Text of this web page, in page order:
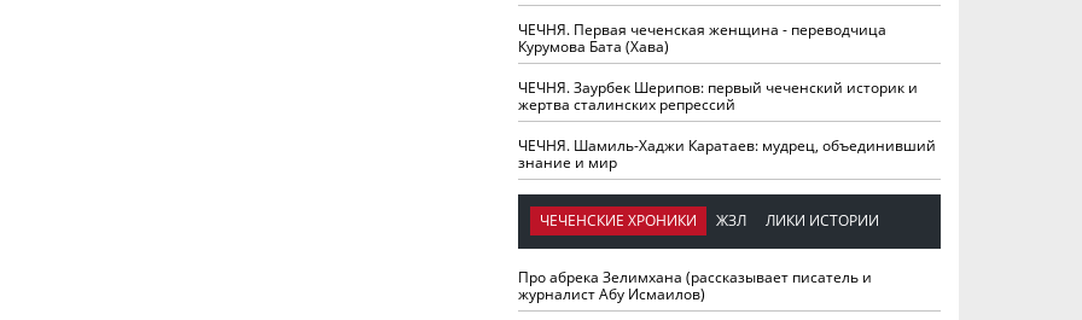
ЧЕЧНЯ. Первая чеченская женщина - переводчица
Курумова Бата (Хава)
ЧЕЧНЯ. Заурбек Шерипов: первый чеченский историк и
жертва сталинских репрессий
ЧЕЧНЯ. Шамиль-Хаджи Каратаев: мудрец, объединивший
знание и мир
ЧЕЧЕНСКИЕ ХРОНИКИ ЖЗЛ ЛИКИ ИСТОРИИ
Про абрека Зелимхана (рассказывает писатель и
журналист Абу Исмаилов)